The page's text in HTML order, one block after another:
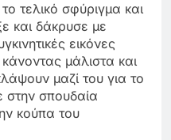
τελικό σφύριγμα και
και δάκρυσε με
εικόνες
μάλιστα και
μαζί του για το
στην σπουδαία
κούπα του